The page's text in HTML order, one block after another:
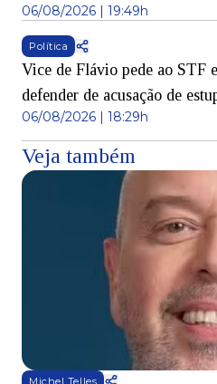
06/08/2026 | 19:49h
Política
Vice de Flávio pede ao STF
defender de acusação de
06/08/2026 | 18:29h
Veja também